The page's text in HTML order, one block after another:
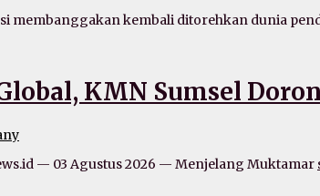
membanggakan kembali ditorehkan dunia
KMN Sumsel
— 03 Agustus 2026 — Menjelang Muktamar